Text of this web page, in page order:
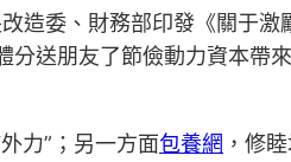
造委、財務部印發《關于
分送朋友了節儉動力資本帶
力”；另一方面包養網 ，修